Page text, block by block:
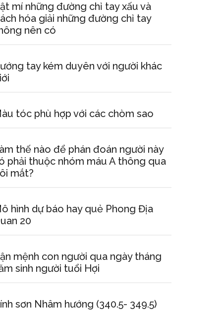
mí những đường chỉ tay xấu và
hóa giải những đường chỉ tay
nên có
tay kém duyên với người khác
tóc phù hợp với các chòm sao
thế nào để phán đoán người này
phải thuộc nhóm máu A thông qua
mắt?
hình dự báo hay quẻ Phong Địa
20
mệnh con người qua ngày tháng
sinh người tuổi Hợi
sơn Nhâm hướng (340.5- 349.5)